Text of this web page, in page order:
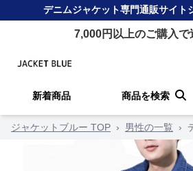
デニムジャケット専門通販サイト
7,000円以上のご購入で
新着商品 商品を検索
ジャケットブルー TOP › 男性の一覧 ›